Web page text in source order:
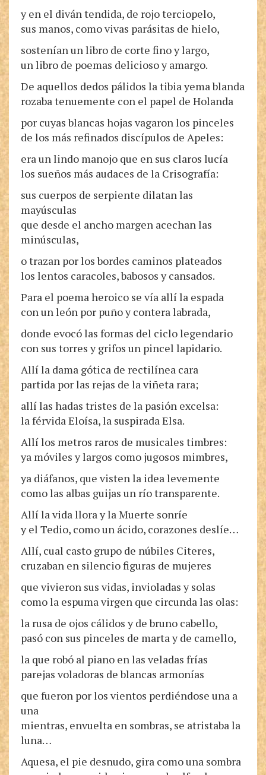
y en el diván tendida, de rojo terciopelo,
sus manos, como vivas parásitas de hielo,
sostenían un libro de corte fino y largo,
un libro de poemas delicioso y amargo.
De aquellos dedos pálidos la tibia yema blanda
rozaba tenuemente con el papel de Holanda
por cuyas blancas hojas vagaron los pinceles
de los más refinados discípulos de Apeles:
era un lindo manojo que en sus claros lucía
los sueños más audaces de la Crisografía:
sus cuerpos de serpiente dilatan las
mayúsculas
que desde el ancho margen acechan las
minúsculas,
o trazan por los bordes caminos plateados
los lentos caracoles, babosos y cansados.
Para el poema heroico se vía allí la espada
con un león por puño y contera labrada,
donde evocó las formas del ciclo legendario
con sus torres y grifos un pincel lapidario.
Allí la dama gótica de rectilínea cara
partida por las rejas de la viñeta rara;
allí las hadas tristes de la pasión excelsa:
la férvida Eloísa, la suspirada Elsa.
Allí los metros raros de musicales timbres:
ya móviles y largos como jugosos mimbres,
ya diáfanos, que visten la idea levemente
como las albas guijas un río transparente.
Allí la vida llora y la Muerte sonríe
y el Tedio, como un ácido, corazones deslíe…
Allí, cual casto grupo de núbiles Citeres,
cruzaban en silencio figuras de mujeres
que vivieron sus vidas, invioladas y solas
como la espuma virgen que circunda las olas:
la rusa de ojos cálidos y de bruno cabello,
pasó con sus pinceles de marta y de camello,
la que robó al piano en las veladas frías
parejas voladoras de blancas armonías
que fueron por los vientos perdiéndose una a
una
mientras, envuelta en sombras, se atristaba la
luna…
Aquesa, el pie desnudo, gira como una sombra